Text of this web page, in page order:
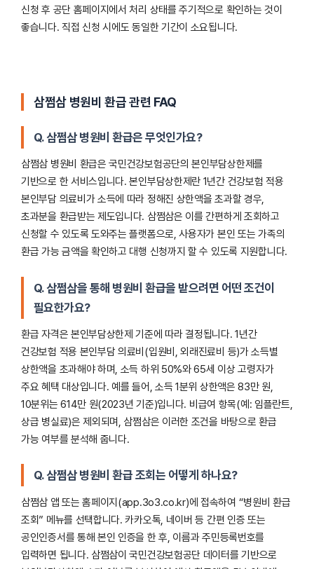
신청 후 공단 홈페이지에서 처리 상태를 주기적으로 확인하는 것이
좋습니다. 직접 신청 시에도 동일한 기간이 소요됩니다.
삼쩜삼 병원비 환급 관련 FAQ
Q. 삼쩜삼 병원비 환급은 무엇인가요?
삼쩜삼 병원비 환급은 국민건강보험공단의 본인부담상한제를
기반으로 한 서비스입니다. 본인부담상한제란 1년간 건강보험 적용
본인부담 의료비가 소득에 따라 정해진 상한액을 초과할 경우,
초과분을 환급받는 제도입니다. 삼쩜삼은 이를 간편하게 조회하고
신청할 수 있도록 도와주는 플랫폼으로, 사용자가 본인 또는 가족의
환급 가능 금액을 확인하고 대행 신청까지 할 수 있도록 지원합니다.
Q. 삼쩜삼을 통해 병원비 환급을 받으려면 어떤 조건이
필요한가요?
환급 자격은 본인부담상한제 기준에 따라 결정됩니다. 1년간
건강보험 적용 본인부담 의료비(입원비, 외래진료비 등)가 소득별
상한액을 초과해야 하며, 소득 하위 50%와 65세 이상 고령자가
주요 혜택 대상입니다. 예를 들어, 소득 1분위 상한액은 83만 원,
10분위는 614만 원(2023년 기준)입니다. 비급여 항목(예: 임플란트,
상급 병실료)은 제외되며, 삼쩜삼은 이러한 조건을 바탕으로 환급
가능 여부를 분석해 줍니다.
Q. 삼쩜삼 병원비 환급 조회는 어떻게 하나요?
삼쩜삼 앱 또는 홈페이지(app.3o3.co.kr)에 접속하여 “병원비 환급
조회” 메뉴를 선택합니다. 카카오톡, 네이버 등 간편 인증 또는
공인인증서를 통해 본인 인증을 한 후, 이름과 주민등록번호를
입력하면 됩니다. 삼쩜삼이 국민건강보험공단 데이터를 기반으로